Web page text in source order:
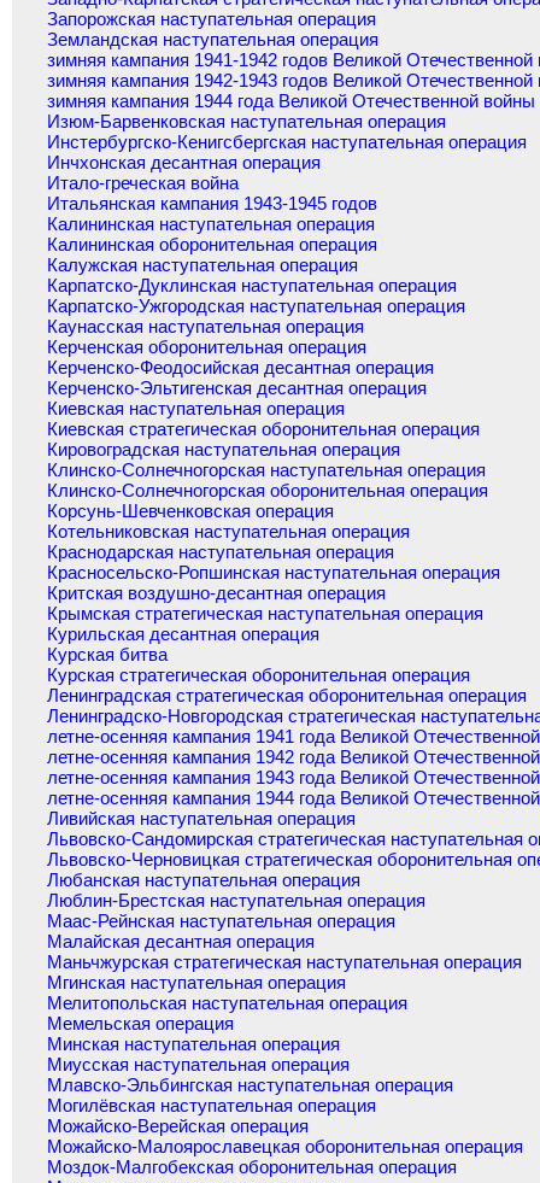
Запорожская наступательная операция
Земландская наступательная операция
зимняя кампания 1941-1942 годов Великой
зимняя кампания 1942-1943 годов Великой
зимняя кампания 1944 года Великой Отечественной войны
Изюм-Барвенковская наступательная операция
Инстербургско-Кенигсбергская наступательная операция
Инчхонская десантная операция
Итало-греческая война
Итальянская кампания 1943-1945 годов
Калининская наступательная операция
Калининская оборонительная операция
Калужская наступательная операция
Карпатско-Дуклинская наступательная операция
Карпатско-Ужгородская наступательная операция
Каунасская наступательная операция
Керченская оборонительная операция
Керченско-Феодосийская десантная операция
Керченско-Эльтигенская десантная операция
Киевская наступательная операция
Киевская стратегическая оборонительная операция
Кировоградская наступательная операция
Клинско-Солнечногорская наступательная операция
Клинско-Солнечногорская оборонительная операция
Корсунь-Шевченковская операция
Котельниковская наступательная операция
Краснодарская наступательная операция
Красносельско-Ропшинская наступательная операция
Критская воздушно-десантная операция
Крымская стратегическая наступательная операция
Курильская десантная операция
Курская битва
Курская стратегическая оборонительная операция
Ленинградская стратегическая оборонительная операция
Ленинградско-Новгородская стратегическая
летне-осенняя кампания 1941 года Великой
летне-осенняя кампания 1942 года Великой
летне-осенняя кампания 1943 года Великой
летне-осенняя кампания 1944 года Великой
Ливийская наступательная операция
Львовско-Сандомирская стратегическая наступательная
Львовско-Черновицкая стратегическая оборонительная
Любанская наступательная операция
Люблин-Брестская наступательная операция
Маас-Рейнская наступательная операция
Малайская десантная операция
Маньчжурская стратегическая наступательная операция
Мгинская наступательная операция
Мелитопольская наступательная операция
Мемельская операция
Минская наступательная операция
Миусская наступательная операция
Млавско-Эльбингская наступательная операция
Могилёвская наступательная операция
Можайско-Верейская операция
Можайско-Малоярославецкая оборонительная операция
Моздок-Малгобекская оборонительная операция